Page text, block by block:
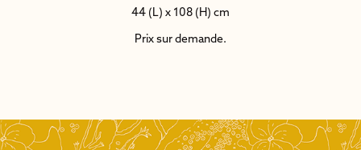
44 (L) x 108 (H) cm
Prix sur demande.